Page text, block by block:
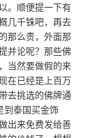
。顺便提一下有
几千铢吧，再去
那么贵，外面那
并论呢？那些佛
当然要做假的来
在已经是上百万
去挑选的佛牌通
到泰国买金饰
出来免费发给善